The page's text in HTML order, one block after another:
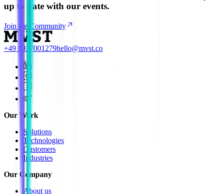
up to date with our events.
Join the Community
+49 8937001279hello@mvst.co
Our Work
Solutions
Technologies
Customers
Industries
Our Company
About us